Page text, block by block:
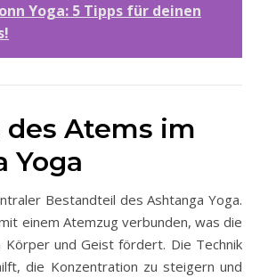
Yoga: 5 Tipps für deinen
des Atems im
Yoga
Bestandteil des Ashtanga Yoga.
einem Atemzug verbunden, was die
Körper und Geist fördert. Die Technik
die Konzentration zu steigern und